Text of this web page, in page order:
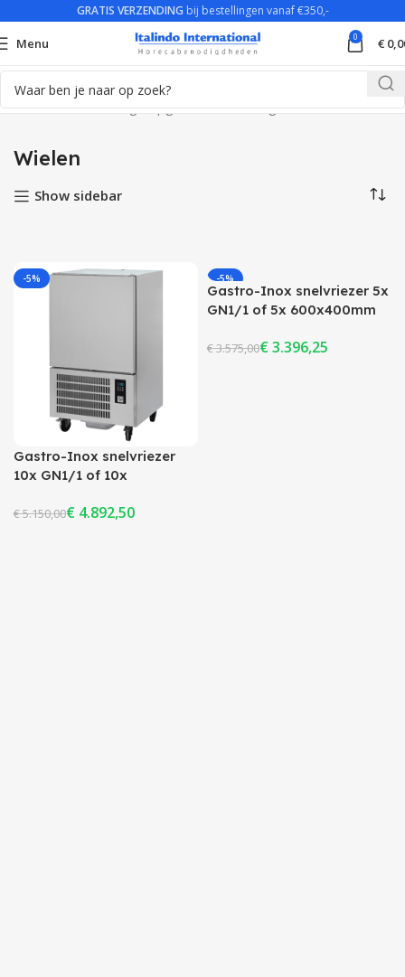
GRATIS VERZENDING bij bestellingen vanaf €350,-
Menu 0 €
Home Product Voltage opgenomen vermogen Wielen
Wielen
Show sidebar
-5%
Gastro-Inox snelvriezer
10x GN1/1 of 10x
€5.150,00€ 4.892,50
-5%
Gastro-Inox snelvriezer 5x
GN1/1 of 5x 600x400mm
€3.575,00€3.396,25